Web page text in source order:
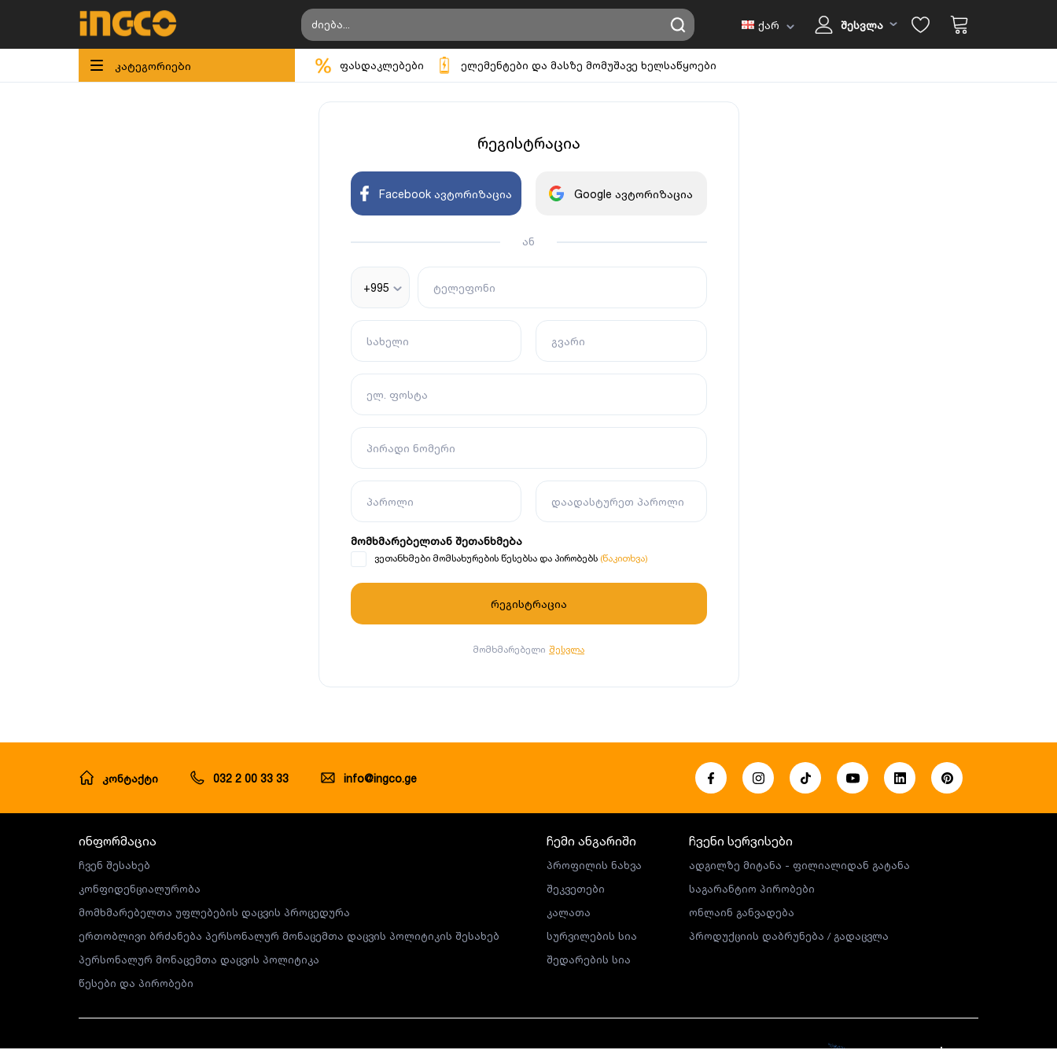
ქარ შესვლა
კატეგორიები ფასდაკლებები ელემენტები და მასზე მომუშავე ხელსაწყოები
რეგისტრაცია
Facebook ავტორიზაცია Google ავტორიზაცია
ან
+995 ტელეფონი
სახელი გვარი
ელ. ფოსტა
პირადი ნომერი
პაროლი დაადასტურეთ პაროლი
მომხმარებელთან შეთანხმება
ვეთანხმები მომსახურების წესებსა და პირობებს (წაკითხვა)
მომხმარებელი შესვლა
კონტაქტი 032 2 00 33 33 info@ingco.ge
ინფორმაცია
ჩვენ შესახებ
კონფიდენციალურობა
მომხმარებელთა უფლებების დაცვის პროცედურა
ერთობლივი ბრძანება პერსონალურ მონაცემთა დაცვის პოლიტიკის შესახებ
პერსონალურ მონაცემთა დაცვის პოლიტიკა
წესები და პირობები
ჩემი ანგარიში
პროფილის ნახვა
შეკვეთები
კალათა
სურვილების სია
შედარების სია
ჩვენი სერვისები
ადგილზე მიტანა - ფილიალიდან გატანა
საგარანტიო პირობები
ონლაინ განვადება
პროდუქციის დაბრუნება / გადაცვლა